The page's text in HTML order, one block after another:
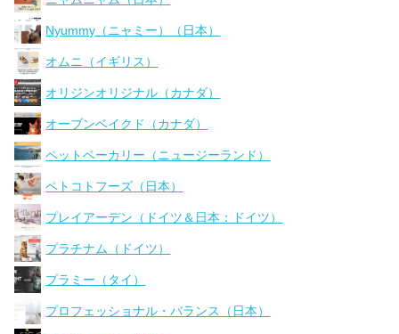
Nyummy（ニャミー）（日本）
オムニ（イギリス）
オリジンオリジナル（カナダ）
オーブンベイクド（カナダ）
ペットベーカリー（ニュージーランド）
ペトコトフーズ（日本）
プレイアーデン（ドイツ＆日本：ドイツ）
プラチナム（ドイツ）
プラミー（タイ）
プロフェッショナル・バランス（日本）